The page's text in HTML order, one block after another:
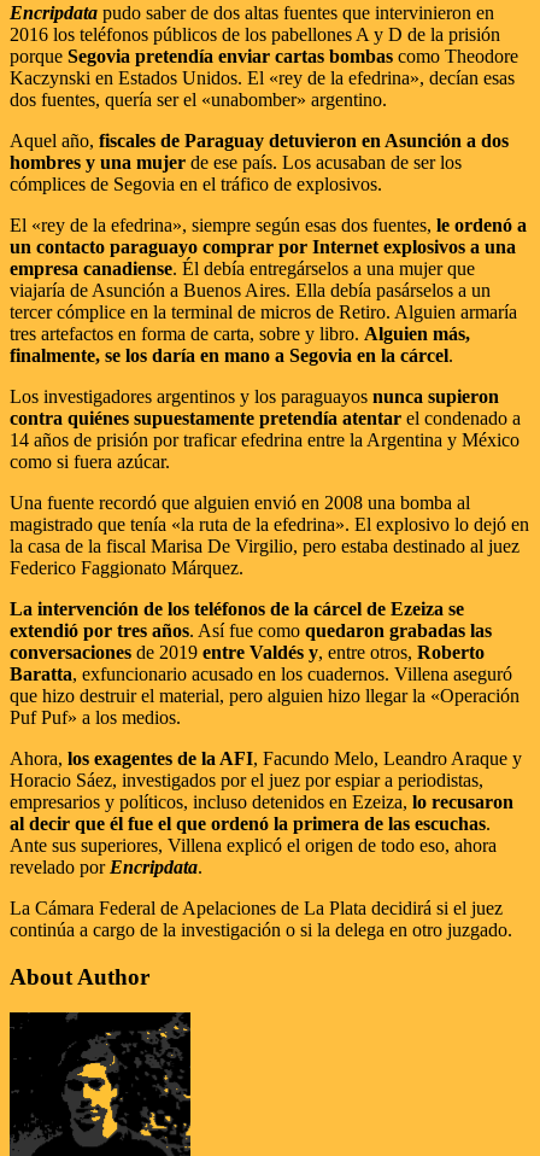
Encripdata pudo saber de dos altas fuentes que intervinieron en
2016 los teléfonos públicos de los pabellones A y D de la prisión
porque Segovia pretendía enviar cartas bombas como Theodore
Kaczynski en Estados Unidos. El «rey de la efedrina», decían esas
dos fuentes, quería ser el «unabomber» argentino.
Aquel año, fiscales de Paraguay detuvieron en Asunción a dos
hombres y una mujer de ese país. Los acusaban de ser los
cómplices de Segovia en el tráfico de explosivos.
El «rey de la efedrina», siempre según esas dos fuentes, le ordenó a
un contacto paraguayo comprar por Internet explosivos a una
empresa canadiense. Él debía entregárselos a una mujer que
viajaría de Asunción a Buenos Aires. Ella debía pasárselos a un
tercer cómplice en la terminal de micros de Retiro. Alguien armaría
tres artefactos en forma de carta, sobre y libro. Alguien más,
finalmente, se los daría en mano a Segovia en la cárcel.
Los investigadores argentinos y los paraguayos nunca supieron
contra quiénes supuestamente pretendía atentar el condenado a
14 años de prisión por traficar efedrina entre la Argentina y México
como si fuera azúcar.
Una fuente recordó que alguien envió en 2008 una bomba al
magistrado que tenía «la ruta de la efedrina». El explosivo lo dejó en
la casa de la fiscal Marisa De Virgilio, pero estaba destinado al juez
Federico Faggionato Márquez.
La intervención de los teléfonos de la cárcel de Ezeiza se
extendió por tres años. Así fue como quedaron grabadas las
conversaciones de 2019 entre Valdés y, entre otros, Roberto
Baratta, exfuncionario acusado en los cuadernos. Villena aseguró
que hizo destruir el material, pero alguien hizo llegar la «Operación
Puf Puf» a los medios.
Ahora, los exagentes de la AFI, Facundo Melo, Leandro Araque y
Horacio Sáez, investigados por el juez por espiar a periodistas,
empresarios y políticos, incluso detenidos en Ezeiza, lo recusaron
al decir que él fue el que ordenó la primera de las escuchas.
Ante sus superiores, Villena explicó el origen de todo eso, ahora
revelado por Encripdata.
La Cámara Federal de Apelaciones de La Plata decidirá si el juez
continúa a cargo de la investigación o si la delega en otro juzgado.
About Author